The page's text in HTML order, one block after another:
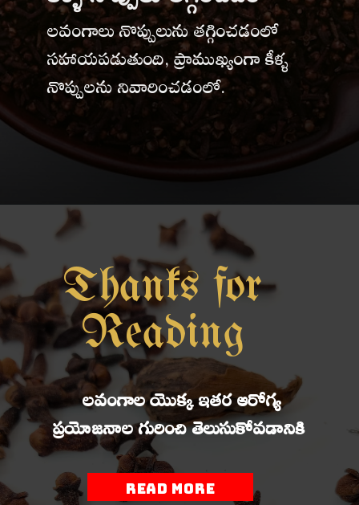
లవంగాలు నొప్పులును తగ్గించడంలో
సహాయపడుతుంది, ప్రాముఖ్యంగా కీళ్ళ
నొప్పులను నివారించడంలో.
లవంగాల యొక్క ఇతర ఆరోగ్య
ప్రయోజనాల గురించి తెలుసుకోవడానికి
Read more
Thanks for
Reading